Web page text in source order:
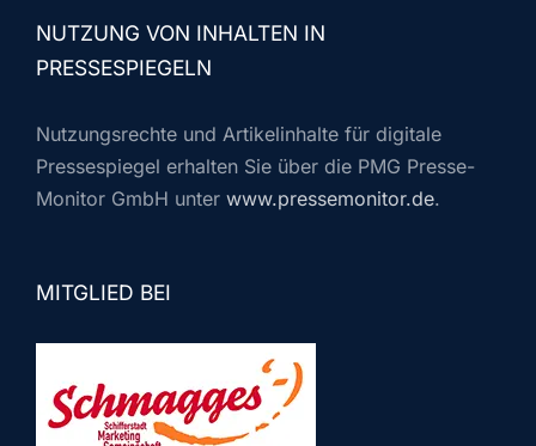
NUTZUNG VON INHALTEN IN
PRESSESPIEGELN
Nutzungsrechte und Artikelinhalte für digitale
Pressespiegel erhalten Sie über die PMG Presse-
Monitor GmbH unter www.pressemonitor.de.
MITGLIED BEI